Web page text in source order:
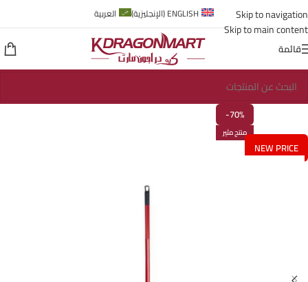
Skip to navigation
Skip to main content
ENGLISH
(الإنجليزية) العربية
قائمة
-70%
منتج مثير
NEW PRICE